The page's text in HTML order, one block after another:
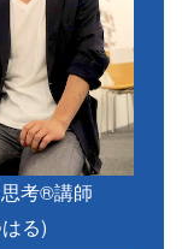
考®講師
る)